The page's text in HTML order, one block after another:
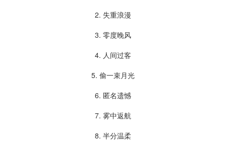
2. 失重浪漫
3. 零度晚风
4. 人间过客
5. 偷一束月光
6. 匿名遗憾
7. 雾中返航
8. 半分温柔